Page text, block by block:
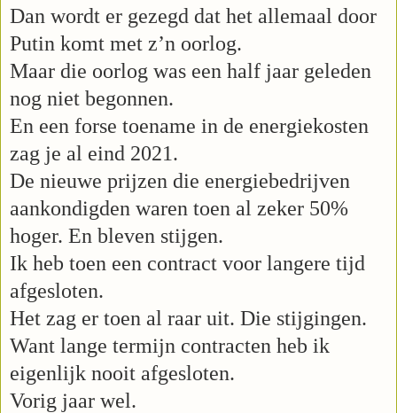
Dan wordt er gezegd dat het allemaal door
Putin komt met z’n oorlog.
Maar die oorlog was een half jaar geleden
nog niet begonnen.
En een forse toename in de energiekosten
zag je al eind 2021.
De nieuwe prijzen die energiebedrijven
aankondigden waren toen al zeker 50%
hoger. En bleven stijgen.
Ik heb toen een contract voor langere tijd
afgesloten.
Het zag er toen al raar uit. Die stijgingen.
Want lange termijn contracten heb ik
eigenlijk nooit afgesloten.
Vorig jaar wel.